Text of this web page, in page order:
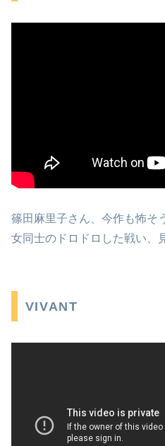
篠田麻里子さん、今作も怖そ
女同士のドロドロした戦い、
VIVANT